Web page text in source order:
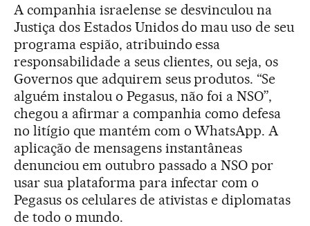
A companhia israelense se desvinculou na
Justiça dos Estados Unidos do mau uso de seu
programa espião, atribuindo essa
responsabilidade a seus clientes, ou seja, os
Governos que adquirem seus produtos. “Se
alguém instalou o Pegasus, não foi a NSO”,
chegou a afirmar a companhia como defesa
no litígio que mantém com o WhatsApp. A
aplicação de mensagens instantâneas
denunciou em outubro passado a NSO por
usar sua plataforma para infectar com o
Pegasus os celulares de ativistas e diplomatas
de todo o mundo.